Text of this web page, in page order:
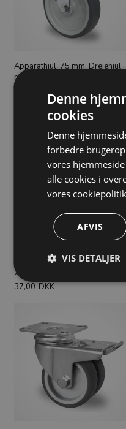
Apparathjul, 75 mm, Drejehjul
med bremse, Plademontering,
Glideleje, TPR, 75 kg, 95 shore
DKK
Plademontering, Glideleje, TPR,
75 kg, 95 shore
37,00 DKK
Denne
cookies
Denne
forbedre
vores
alle cookies i
vores
AFVIS
VIS DETALJER